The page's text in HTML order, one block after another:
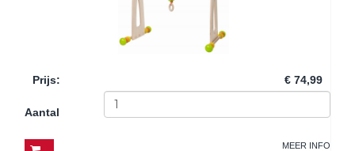
Prijs: € 74,99
Aantal
MEER INFO